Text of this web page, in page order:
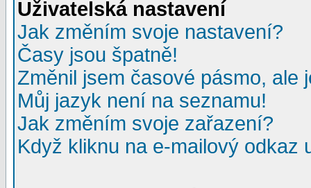
Uživatelská nastavení
Jak změním svoje nastavení?
Časy jsou špatně!
Změnil jsem časové pásmo, ale
Můj jazyk není na seznamu!
Jak změním svoje zařazení?
Když kliknu na e-mailový odkaz